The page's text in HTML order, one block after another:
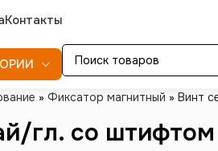
Контакты
» Фиксатор магнитный » Винт
гл. со